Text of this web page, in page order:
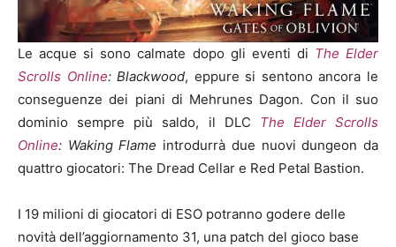
Le acque si sono calmate dopo gli eventi di The Elder
Scrolls Online: Blackwood, eppure si sentono ancora le
conseguenze dei piani di Mehrunes Dagon. Con il suo
dominio sempre più saldo, il DLC The Elder Scrolls
Online: Waking Flame introdurrà due nuovi dungeon da
quattro giocatori: The Dread Cellar e Red Petal Bastion.
I 19 milioni di giocatori di ESO potranno godere delle
novità dell’aggiornamento 31, una patch del gioco base